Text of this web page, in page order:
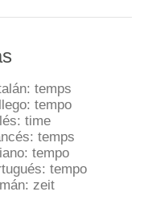
temps
tempo
time
temps
tempo
tempo
zeit